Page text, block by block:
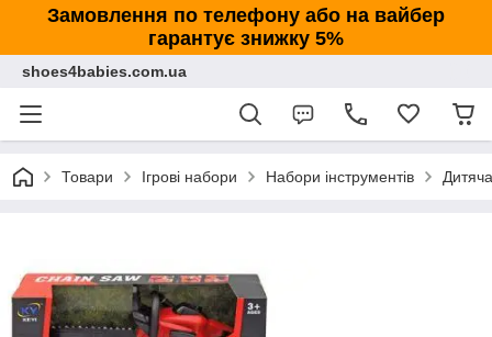
Замовлення по телефону або на вайбер
гарантує знижку 5%
shoes4babies.com.ua
Товари Ігрові набори Набори інструментів